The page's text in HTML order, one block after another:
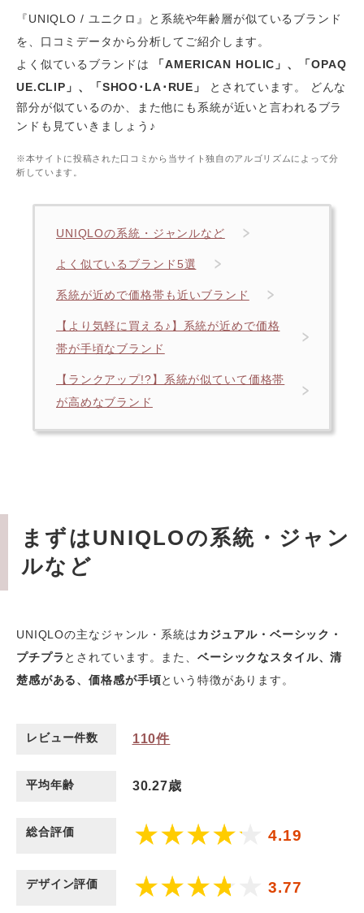
『UNIQLO / ユニクロ』と系統や年齢層が似ているブランド
を、口コミデータから分析してご紹介します。
よく似ているブランドは 「AMERICAN HOLIC」、「OPAQ
UE.CLIP」、「SHOO･LA･RUE」
とされています。 どんな
部分が似ているのか、また他にも系統が近いと言われるブラ
ンドも見ていきましょう♪
※本サイトに投稿された口コミから当サイト独自のアルゴリズムによって分
析しています。
UNIQLOの系統・ジャンルなど
よく似ているブランド5選
系統が近めで価格帯も近いブランド
【より気軽に買える♪】系統が近めで価格
帯が手頃なブランド
【ランクアップ!?】系統が似ていて価格帯
が高めなブランド
まずはUNIQLOの系統・ジャン
ルなど
UNIQLOの主なジャンル・系統はカジュアル・ベーシック・
プチプラ とされています。また、 ベーシックなスタイル、清
楚感がある、価格感が手頃という特徴があります。
レビュー件数 110件
平均年齢 30.27歳
総合評価 4.19
デザイン評価 3.77